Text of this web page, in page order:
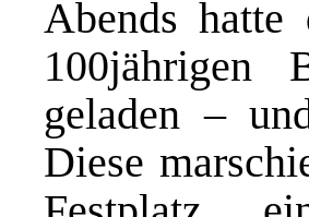
Abends
100jährigen
geladen –
Diese